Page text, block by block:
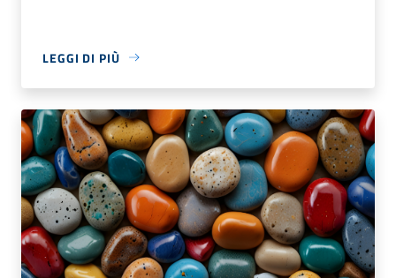
LEGGI DI PIÙ